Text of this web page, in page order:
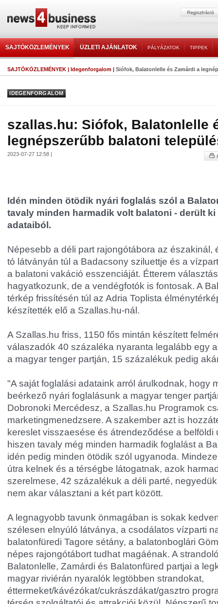
SAJTÓKÖZLEMÉNYEK ÜZLETI AJÁNLATOK PÁLYÁZATOK TIPPEK
SAJTÓKÖZLEMÉNYEK | Idegenforgalom | Siófok, Balatonlelle és Zamárdi a
IDEGENFORGALOM
szallas.hu: Siófok, Balatonlelle
legnépszerűbb balatoni
2023-07-27 12:58 |
Idén minden ötödik nyári foglalás szól a
tavaly minden harmadik volt balatoni - derült ki
adataiból.
Népesebb a déli part rajongótábora az északinál,
tó látványán túl a Badacsony sziluettje és a
a balatoni vakáció esszenciáját. Étterem
hagyatkozunk, de a vendégfotók is fontosak. A
térkép frissítésén túl az Adria Toplista
készítették elő a Szallas.hu-nál.
A Szallas.hu friss, 1150 fős mintán készített
válaszadók 40 százaléka nyaranta legalább egy
a magyar tenger partján, 15 százalékuk pedig
"A saját foglalási adataink arról árulkodnak, hogy
beérkező nyári foglalásunk a magyar tenger
Dobronoki Mercédesz, a Szallas.hu Programok
marketingmenedzsere. A szakember azt is
kereslet visszaesése és átrendeződése a belföldi
hiszen tavaly még minden harmadik foglalást a
idén pedig minden ötödik szól ugyanoda.
útra kelnek és a térségbe látogatnak, azok
szerelmese, 42 százalékuk a déli parté,
nem akar választani a két part között.
A legnagyobb tavunk önmagában is sokak
szélesen elnyúló látványa, a csodálatos vízparti
balatonfüredi Tagore sétány, a balatonboglári
népes rajongótábort tudhat magáénak. A
Balatonlelle, Zamárdi és Balatonfüred partjai a
magyar riviérán nyaralók legtöbben strandokat,
éttermeket/kávézókat/cukrászdákat/gasztro